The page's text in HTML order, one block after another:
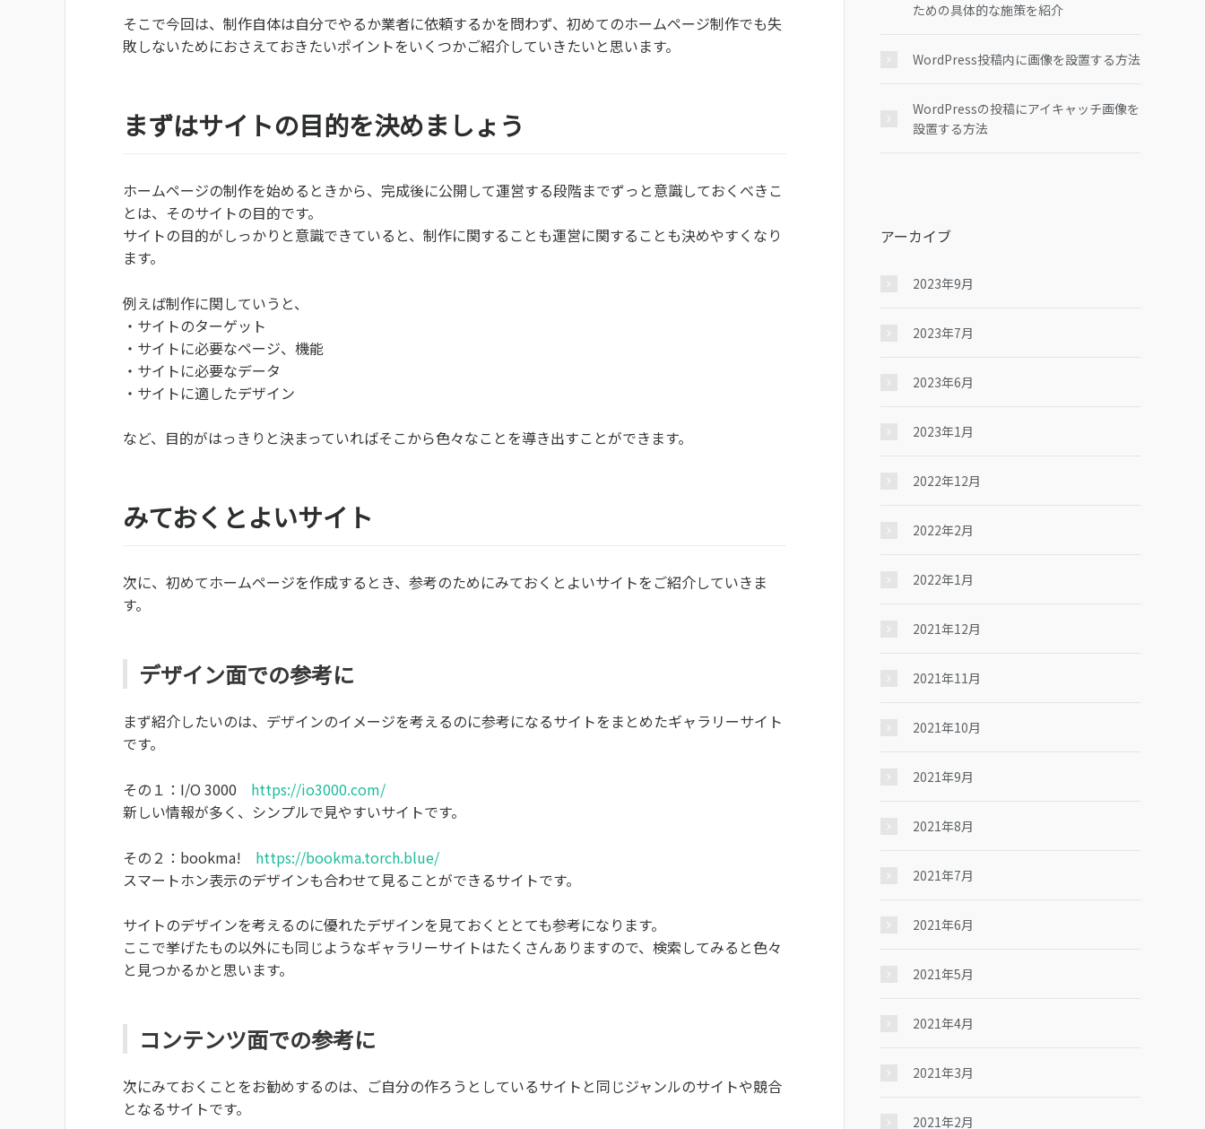
そこで今回は、制作自体は自分でやるか業者に依頼するかを問わず、初めてのホームページ制作でも失
敗しないためにおさえておきたいポイントをいくつかご紹介していきたいと思います。
まずはサイトの目的を決めましょう
ホームページの制作を始めるときから、完成後に公開して運営する段階までずっと意識しておくべきこ
とは、そのサイトの目的です。
サイトの目的がしっかりと意識できていると、制作に関することも運営に関することも決めやすくなり
ます。
例えば制作に関していうと、
・サイトのターゲット
・サイトに必要なページ、機能
・サイトに必要なデータ
・サイトに適したデザイン
など、目的がはっきりと決まっていればそこから色々なことを導き出すことができます。
みておくとよいサイト
次に、初めてホームページを作成するとき、参考のためにみておくとよいサイトをご紹介していきま
す。
デザイン面での参考に
まず紹介したいのは、デザインのイメージを考えるのに参考になるサイトをまとめたギャラリーサイト
です。
その１：I/O 3000 https://io3000.com/
新しい情報が多く、シンプルで見やすいサイトです。
その２：bookma! https://bookma.torch.blue/
スマートホン表示のデザインも合わせて見ることができるサイトです。
サイトのデザインを考えるのに優れたデザインを見ておくととても参考になります。
ここで挙げたもの以外にも同じようなギャラリーサイトはたくさんありますので、検索してみると色々
と見つかるかと思います。
コンテンツ面での参考に
次にみておくことをお勧めするのは、ご自分の作ろうとしているサイトと同じジャンルのサイトや競合
となるサイトです。
ための具体的な施策を紹介
WordPress投稿内に画像を設置する方法
WordPressの投稿にアイキャッチ画像を
設置する方法
アーカイブ
2023年9月
2023年7月
2023年6月
2023年1月
2022年12月
2022年2月
2022年1月
2021年12月
2021年11月
2021年10月
2021年9月
2021年8月
2021年7月
2021年6月
2021年5月
2021年4月
2021年3月
2021年2月